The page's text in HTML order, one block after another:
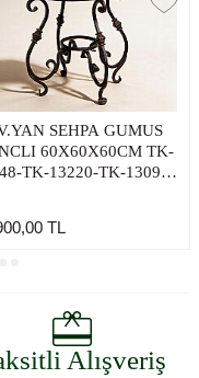
SEHPA GUMUS
60X60X60CM TK-
TK-13220-TK-13097-
TK-013288-TK-
TL
Alışveriş